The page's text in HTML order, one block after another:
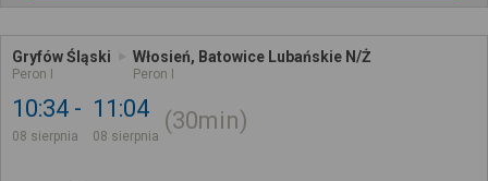
Gryfów Śląski
Peron I
Włosień, Batowice Lubańskie N/Ż
Peron I
10:34
08 sierpnia
11:04
08 sierpnia
30min